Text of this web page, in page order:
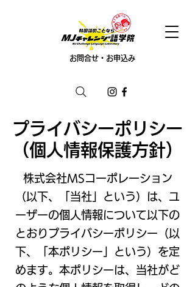
お問合せ・お申込み
プライバシーポリシー
​（個人情報保護方針）
株式会社MSコーポレーション
（以下、「当社」という）は、ユ
ーザーの個人情報について以下の
とおりプライバシーポリシー（以
下、「本ポリシー」という）を定
めます。本ポリシーは、当社がど